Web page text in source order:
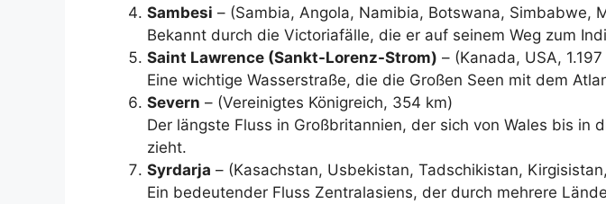
Sambesi – (Sambia, Angola, Namibia, Botswana, Simbabwe,
Bekannt durch die Victoriafälle, die er auf seinem Weg zum
Saint Lawrence (Sankt-Lorenz-Strom) – (Kanada, USA,
Eine wichtige Wasserstraße, die die Großen Seen mit dem
Severn – (Vereinigtes Königreich, 354 km)
Der längste Fluss in Großbritannien, der sich von Wales bis in
zieht.
Syrdarja – (Kasachstan, Usbekistan, Tadschikistan,
Ein bedeutender Fluss Zentralasiens, der durch mehrere